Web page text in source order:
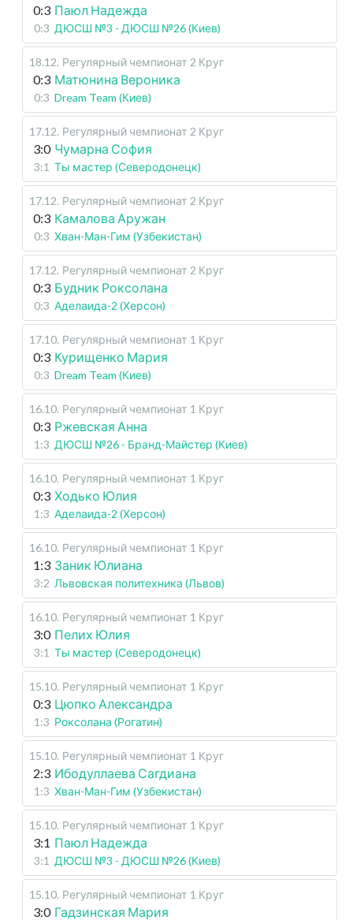
0:3 Паюл Надежда
0:3 ДЮСШ №3 - ДЮСШ №26 (Киев)
18.12. Регулярный чемпионат 2 Круг
0:3 Матюнина Вероника
0:3 Dream Team (Киев)
17.12. Регулярный чемпионат 2 Круг
3:0 Чумарна София
3:1 Ты мастер (Северодонецк)
17.12. Регулярный чемпионат 2 Круг
0:3 Камалова Аружан
0:3 Хван-Ман-Гим (Узбекистан)
17.12. Регулярный чемпионат 2 Круг
0:3 Будник Роксолана
0:3 Аделаида-2 (Херсон)
17.10. Регулярный чемпионат 1 Круг
0:3 Курищенко Мария
0:3 Dream Team (Киев)
16.10. Регулярный чемпионат 1 Круг
0:3 Ржевская Анна
1:3 ДЮСШ №26 - Бранд-Майстер (Киев)
16.10. Регулярный чемпионат 1 Круг
0:3 Ходько Юлия
1:3 Аделаида-2 (Херсон)
16.10. Регулярный чемпионат 1 Круг
1:3 Заник Юлиана
3:2 Львовская политехника (Львов)
16.10. Регулярный чемпионат 1 Круг
3:0 Пелих Юлия
3:1 Ты мастер (Северодонецк)
15.10. Регулярный чемпионат 1 Круг
0:3 Цюпко Александра
1:3 Роксолана (Рогатин)
15.10. Регулярный чемпионат 1 Круг
2:3 Ибодуллаева Сагдиана
1:3 Хван-Ман-Гим (Узбекистан)
15.10. Регулярный чемпионат 1 Круг
3:1 Паюл Надежда
3:1 ДЮСШ №3 - ДЮСШ №26 (Киев)
15.10. Регулярный чемпионат 1 Круг
3:0 Гадзинская Мария